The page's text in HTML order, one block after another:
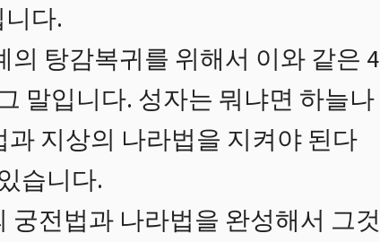
다.
탕감복귀를 위해서 이와 같은 4
말입니다. 성자는 뭐냐면 하늘나
지상의 나라법을 지켜야 된다
습니다.
전법과 나라법을 완성해서 그것